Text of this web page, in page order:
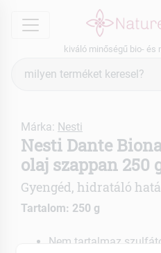
menu
kiváló minőségű bio- és
keresés
Márka: Nesti
Nesti Dante
olaj szappan 250
Gyengéd, hidratáló
Tartalom: 250 g
Nem tartalmaz